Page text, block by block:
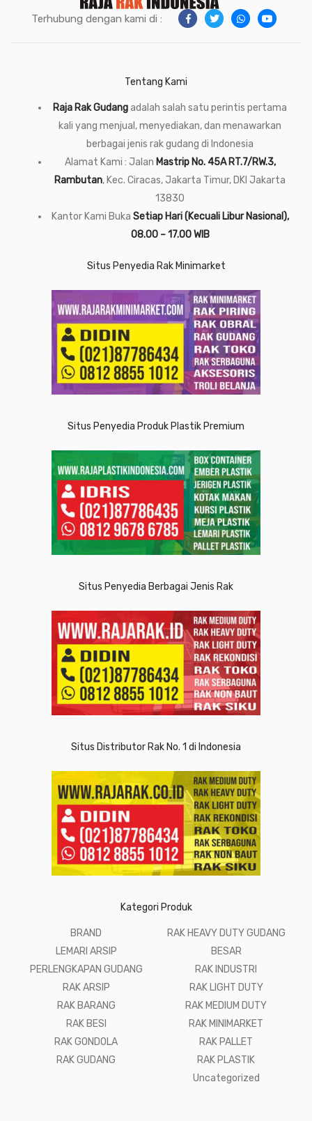
Terhubung dengan kami di :
Tentang Kami
Raja Rak Gudangadalah salah satu perintis pertama
kali yang menjual, menyediakan, dan menawarkan
berbagai jenis rak gudang di Indonesia
Alamat Kami : Jalan Mastrip No. 45A RT.7/RW.3,
Rambutan, Kec. Ciracas, Jakarta Timur, DKI Jakarta
13830
Kantor Kami Buka Setiap Hari (Kecuali Libur Nasional),
08.00 – 17.00 WIB
Situs Penyedia Rak Minimarket
Situs Penyedia Produk Plastik Premium
Situs Penyedia Berbagai Jenis Rak
Situs Distributor Rak No. 1 di Indonesia
Kategori Produk
BRAND
LEMARI ARSIP
PERLENGKAPAN GUDANG
RAK ARSIP
RAK BARANG
RAK BESI
RAK GONDOLA
RAK GUDANG
RAK HEAVY DUTY GUDANG
BESAR
RAK INDUSTRI
RAK LIGHT DUTY
RAK MEDIUM DUTY
RAK MINIMARKET
RAK PALLET
RAK PLASTIK
Uncategorized